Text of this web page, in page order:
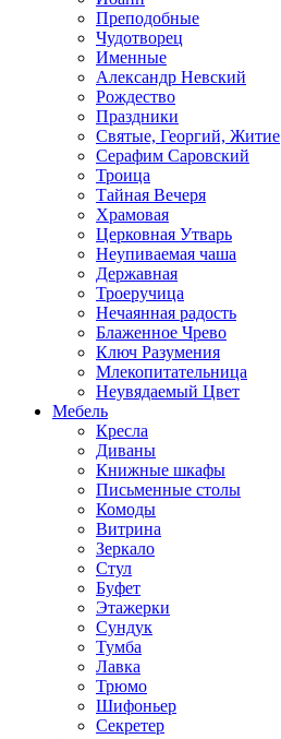
Преподобные
Чудотворец
Именные
Александр Невский
Рождество
Праздники
Святые, Георгий, Житие
Серафим Саровский
Троица
Тайная Вечеря
Храмовая
Церковная Утварь
Неупиваемая чаша
Державная
Троеручица
Нечаянная радость
Блаженное Чрево
Ключ Разумения
Млекопитательница
Неувядаемый Цвет
Мебель
Кресла
Диваны
Книжные шкафы
Письменные столы
Комоды
Витрина
Зеркало
Стул
Буфет
Этажерки
Сундук
Тумба
Лавка
Трюмо
Шифоньер
Секретер